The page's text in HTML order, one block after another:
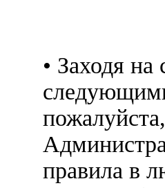
• Заходя на
правила в